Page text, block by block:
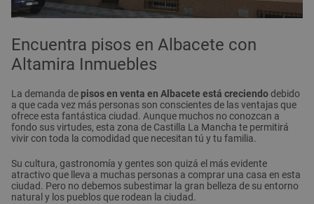
Encuentra pisos en Albacete con
Altamira Inmuebles
La demanda de pisos en venta en Albacete está creciendodebido
a que cada vez más personas son conscientes de las ventajas que
ofrece esta fantástica ciudad. Aunque muchos no conozcan a
fondo sus virtudes, esta zona de Castilla La Mancha te permitirá
vivir con toda la comodidad que necesitan tú y tu familia.
Su cultura, gastronomía y gentes son quizá el más evidente
atractivo que lleva a muchas personas a comprar una casa en esta
ciudad. Pero no debemos subestimar la gran belleza de su entorno
natural y los pueblos que rodean la ciudad.